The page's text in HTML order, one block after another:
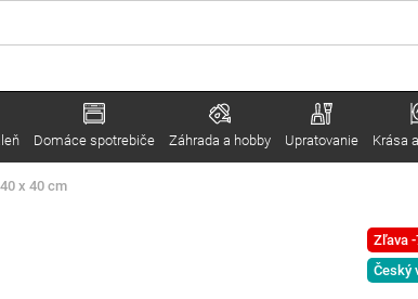
Domáce spotrebiče Záhrada a hobby Upratovanie Krása
x 40 cm
Zľava -
Český